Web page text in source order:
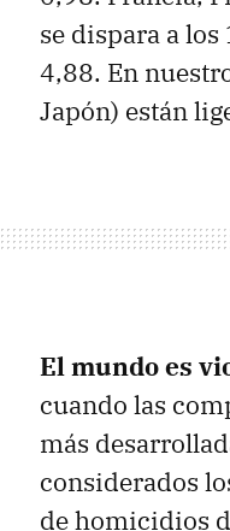
se dispara a
4,88. En
Japón) están
El mundo es
cuando las
más
considerados
de homicidios